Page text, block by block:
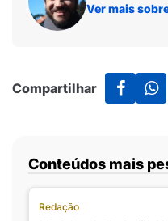
Ver mais
Compartilhar
Conteúdos mais
Redação